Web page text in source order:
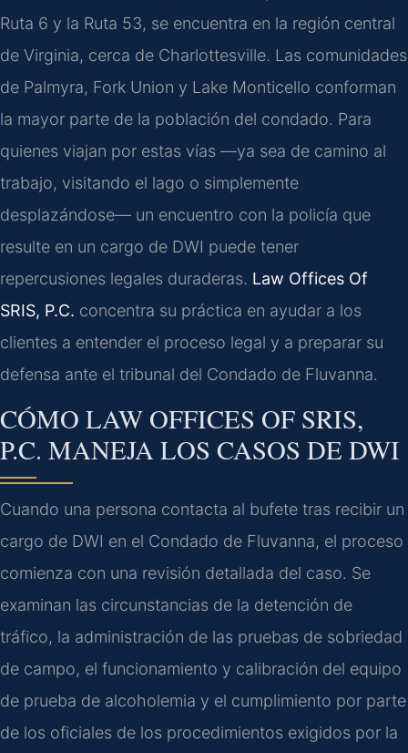
Ruta 6 y la Ruta 53, se encuentra en la región central
de Virginia, cerca de Charlottesville. Las comunidades
de Palmyra, Fork Union y Lake Monticello conforman
la mayor parte de la población del condado. Para
quienes viajan por estas vías —ya sea de camino al
trabajo, visitando el lago o simplemente
desplazándose— un encuentro con la policía que
resulte en un cargo de DWI puede tener
repercusiones legales duraderas. Law Offices Of
SRIS, P.C. concentra su práctica en ayudar a los
clientes a entender el proceso legal y a preparar su
defensa ante el tribunal del Condado de Fluvanna.
CÓMO LAW OFFICES OF SRIS,
P.C. MANEJA LOS CASOS DE DWI
Cuando una persona contacta al bufete tras recibir un
cargo de DWI en el Condado de Fluvanna, el proceso
comienza con una revisión detallada del caso. Se
examinan las circunstancias de la detención de
tráfico, la administración de las pruebas de sobriedad
de campo, el funcionamiento y calibración del equipo
de prueba de alcoholemia y el cumplimiento por parte
de los oficiales de los procedimientos exigidos por la